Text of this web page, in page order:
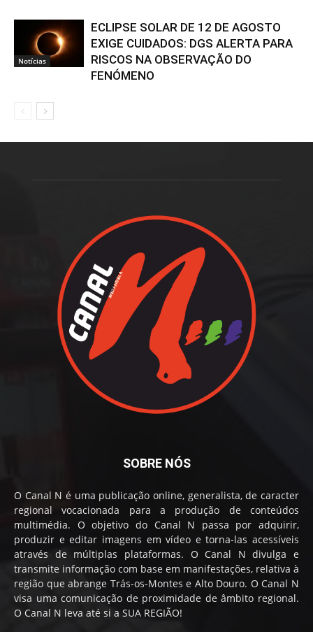
Notícias
ECLIPSE SOLAR DE 12 DE AGOSTO
EXIGE CUIDADOS: DGS ALERTA PARA
RISCOS NA OBSERVAÇÃO DO
FENÓMENO
SOBRE NÓS
O Canal N é uma publicação online, generalista, de caracter
regional vocacionada para a produção de conteúdos
multimédia. O objetivo do Canal N passa por adquirir,
produzir e editar imagens em vídeo e torna-las acessíveis
através de múltiplas plataformas. O Canal N divulga e
transmite informação com base em manifestações, relativa à
região que abrange Trás-os-Montes e Alto Douro. O Canal N
visa uma comunicação de proximidade de âmbito regional.
O Canal N leva até si a SUA REGIÃO!